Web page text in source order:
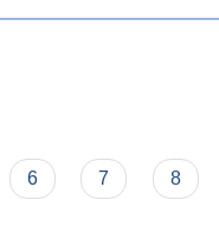
6 7 8